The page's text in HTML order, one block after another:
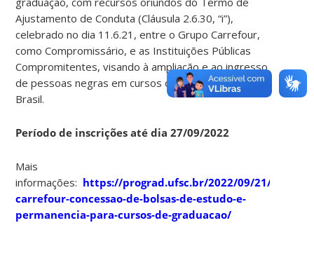
Ajustamento de Conduta (Cláusula 2.6.30, “i”),
celebrado no dia 11.6.21, entre o Grupo Carrefour,
como Compromissário, e as Instituições Públicas
Compromitentes, visando à ampliação e ao ingresso
de pessoas negras em cursos de graduação no
Brasil.
Período de inscrições até dia 27/09/2022
Mais
informações: https://prograd.ufsc.br/2022/09/21/edital-
carrefour-concessao-de-bolsas-de-estudo-e-
permanencia-para-cursos-de-graduacao/